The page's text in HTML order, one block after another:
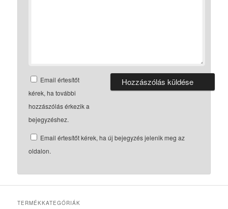
Email értesítőt
kérek, ha további
hozzászólás érkezik a
bejegyzéshez.
Email értesítőt kérek, ha új bejegyzés jelenik meg az
oldalon.
TERMÉKKATEGÓRIÁK